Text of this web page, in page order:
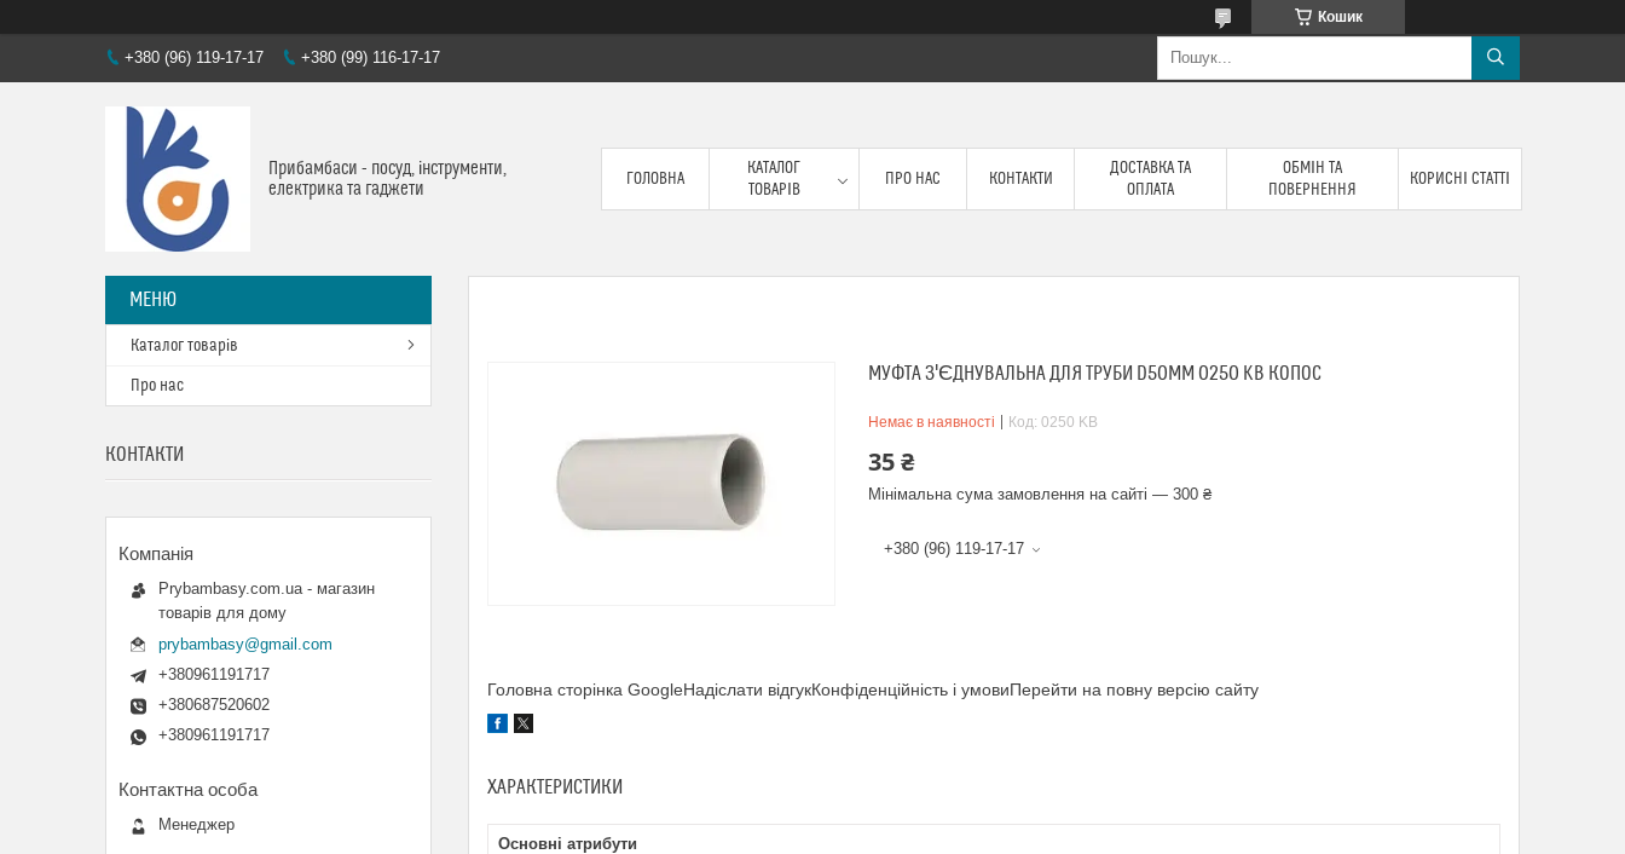
Кошик
+380 (96) 119-17-17 +380 (99) 116-17-17
Прибамбаси - посуд, інструменти,
електрика та гаджети
ГОЛОВНА
КАТАЛОГ
ТОВАРІВ
ПРО НАС КОНТАКТИ
ДОСТАВКА ТА
ОПЛАТА
ОБМІН ТА
ПОВЕРНЕННЯ
КОРИСНІ СТАТТІ
МУФТА З'ЄДНУВАЛЬНА ДЛЯ ТРУБИ D50ММ 0250 KB КОПОС
Немає в наявності Код: 0250 KB
35 ₴
Мінімальна сума замовлення на сайті — 300 ₴
+380 (96) 119-17-17
Головна сторінка GoogleНадіслати відгукКонфіденційність і умовиПерейти на повну версію сайту
ХАРАКТЕРИСТИКИ
Основні атрибути
Каталог товарів
Про нас
КОНТАКТИ
Prybambasy.com.ua - магазин
товарів для дому
prybambasy@gmail.com
+380961191717
+380687520602
+380961191717
Менеджер